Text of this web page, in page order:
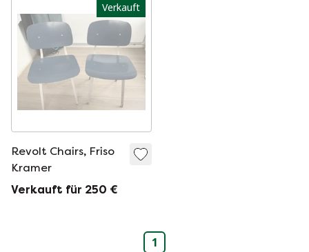
Verkauft
Revolt Chairs, Friso
Kramer
Verkauft für 250 €
1